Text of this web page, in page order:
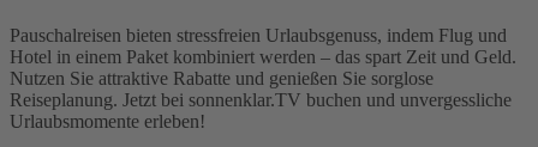
Pauschalreisen bieten stressfreien Urlaubsgenuss, indem Flug und
Hotel in einem Paket kombiniert werden – das spart Zeit und Geld.
Nutzen Sie attraktive Rabatte und genießen Sie sorglose
Reiseplanung. Jetzt bei sonnenklar.TV buchen und unvergessliche
Urlaubsmomente erleben!